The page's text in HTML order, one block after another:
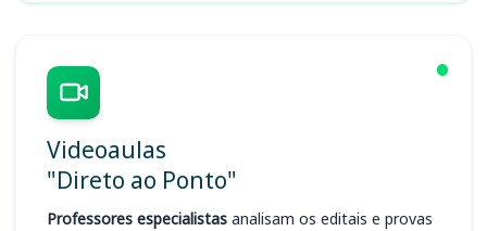
Videoaulas
"Direto ao Ponto"
Professores especialistas analisam os editais e provas